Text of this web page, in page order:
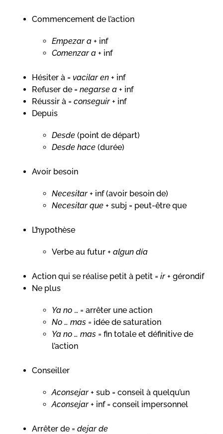
Commencement de l’action
Empezar a + inf
Comenzar a + inf
Hésiter à = vacilar en + inf
Refuser de = negarse a + inf
Réussir à = conseguir + inf
Depuis
Desde (point de départ)
Desde hace (durée)
Avoir besoin
Necesitar + inf (avoir besoin de)
Necesitar que + subj = peut-être que
L’hypothèse
Verbe au futur + algun día
Action qui se réalise petit à petit = ir + gérondif
Ne plus
Ya no … = arrêter une action
No … mas = idée de saturation
Ya no … mas = fin totale et définitive de
l’action
Conseiller
Aconsejar + sub = conseil à quelqu’un
Aconsejar + inf = conseil impersonnel
Arrêter de = dejar de